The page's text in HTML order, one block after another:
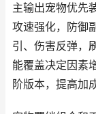
主输出宠物优先
攻速强化，防御
引、伤害反弹，
能覆盖决定因素
阶版本，提高加